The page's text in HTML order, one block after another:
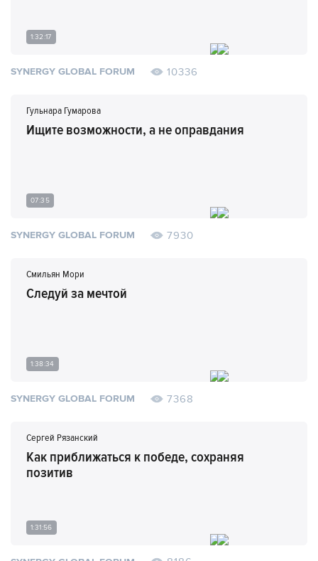
1:32:17
SYNERGY GLOBAL FORUM 10336
Гульнара Гумарова
Ищите возможности, а не оправдания
07:35
SYNERGY GLOBAL FORUM 7930
Смильян Мори
Следуй за мечтой
1:38:34
SYNERGY GLOBAL FORUM 7368
Сергей Рязанский
Как приближаться к победе, сохраняя
позитив
1:31:56